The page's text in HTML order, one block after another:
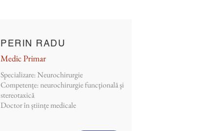
PERIN RADU
Medic Primar
Specializare: Neurochirurgie
Competențe: neurochirurgie funcţională şi
stereotaxică
Doctor în științe medicale